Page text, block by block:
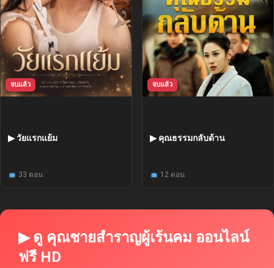
จบแล้ว
▶ วัยแรกแย้ม
33 ตอน
จบแล้ว
▶ คุณธรรมกลับด้าน
12 ตอน
▶ ดู คุณชายสำราญผู้เร้นคม ออนไลน์
ฟรี HD